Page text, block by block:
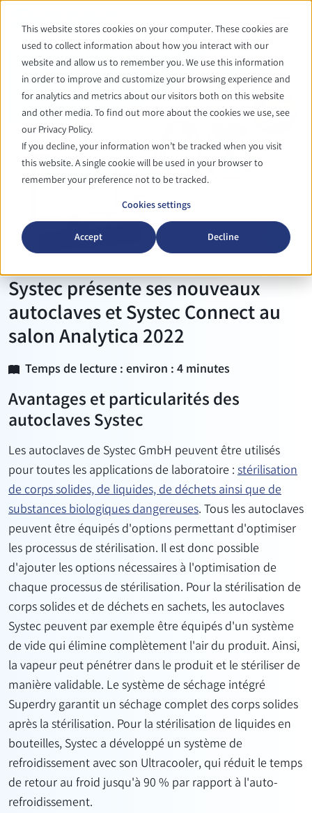
This website stores cookies on your computer. These cookies are
used to collect information about how you interact with our
website and allow us to remember you. We use this information
in order to improve and customize your browsing experience and
for analytics and metrics about our visitors both on this website
and other media. To find out more about the cookies we use, see
our Privacy Policy.
If you decline, your information won’t be tracked when you visit
this website. A single cookie will be used in your browser to
remember your preference not to be tracked.
Cookies settings
Accept Decline
Systec présente ses nouveaux
autoclaves et Systec Connect au
salon Analytica 2022
Temps de lecture : environ : 4 minutes
Avantages et particularités des
autoclaves Systec
Les autoclaves de Systec GmbH peuvent être utilisés
pour toutes les applications de laboratoire :stérilisation
de corps solides, de liquides, de déchets ainsi que de
substances biologiques dangereuses. Tous les autoclaves
peuvent être équipés d'options permettant d'optimiser
les processus de stérilisation. Il est donc possible
d'ajouter les options nécessaires à l'optimisation de
chaque processus de stérilisation. Pour la stérilisation de
corps solides et de déchets en sachets, les autoclaves
Systec peuvent par exemple être équipés d'un système
de vide qui élimine complètement l'air du produit. Ainsi,
la vapeur peut pénétrer dans le produit et le stériliser de
manière validable. Le système de séchage intégré
Superdry garantit un séchage complet des corps solides
après la stérilisation. Pour la stérilisation de liquides en
bouteilles, Systec a développé un système de
refroidissement avec son Ultracooler, qui réduit le temps
de retour au froid jusqu'à 90 % par rapport à l'auto-
refroidissement.